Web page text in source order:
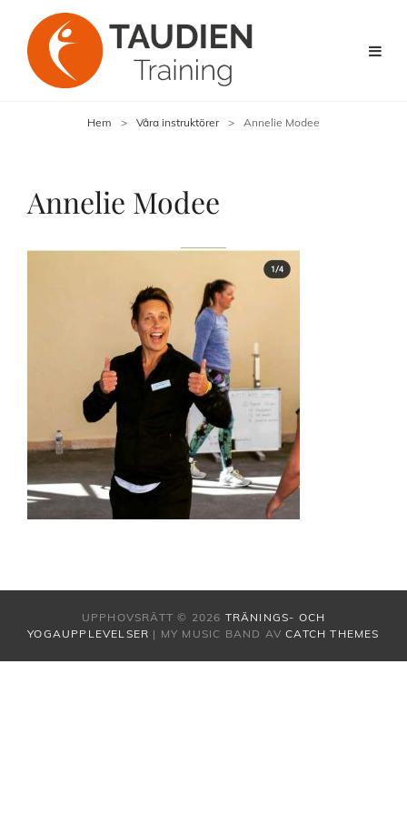
Hem > Våra instruktörer > Annelie Modee
Annelie Modee
UPPHOVSRÄTT © 2026 TRÄNINGS- OCH
YOGAUPPLEVELSER | MY MUSIC BAND AVCATCH THEMES